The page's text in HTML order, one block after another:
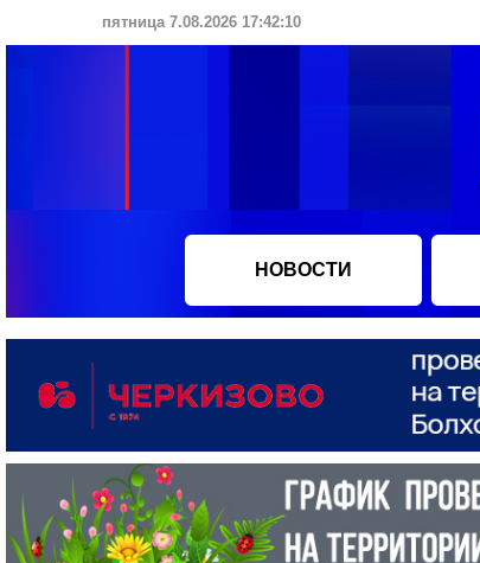
пятница 7.08.2026 17:42:11
НОВОСТИ